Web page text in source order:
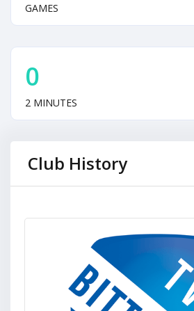
GAMES
0
2 MINUTES
Club History